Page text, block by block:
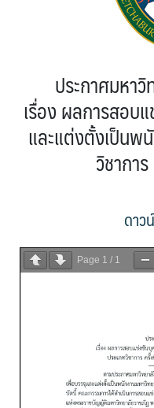
ประกาศมหา
เรื่อง ผลการสอบ
และแต่งตั้งเป็นพ
วิชากา
ดาว
Page 1 / 1